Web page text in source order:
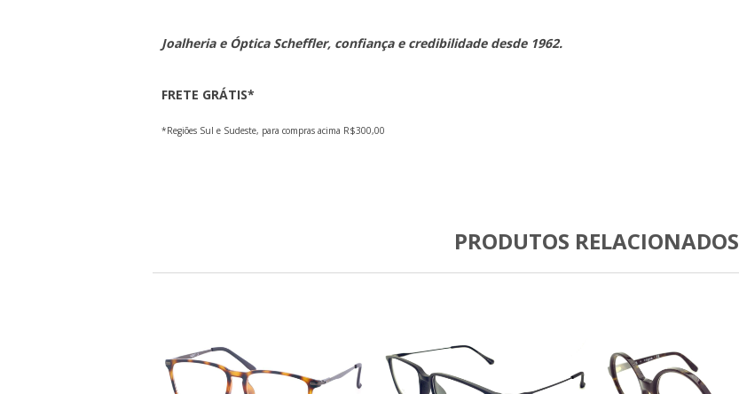
Joalheria e Óptica Scheffler, confiança e credibilidade desde 1962.
FRETE GRÁTIS*
*Regiões Sul e Sudeste, para compras acima R$300,00
PRODUTOS RELACIONADOS